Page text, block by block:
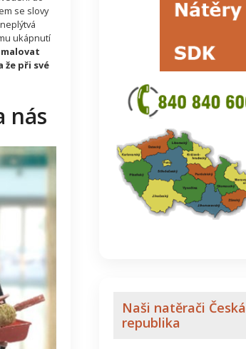
se slovy
ukápnutí
že při své
nás
Naši natěrači Česká
republika